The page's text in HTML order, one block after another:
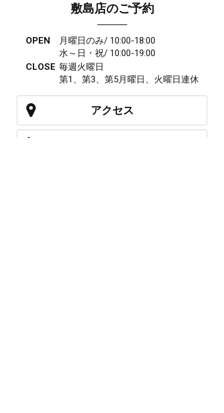
敷島店のご予約
OPEN
月曜日のみ/ 10:00-18:00
水～日・祝/ 10:00-19:00
CLOSE 毎週火曜日
第1、第3、第5月曜日、火曜日連休
アクセス